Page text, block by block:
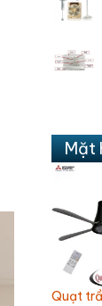
Mặt
Quạt